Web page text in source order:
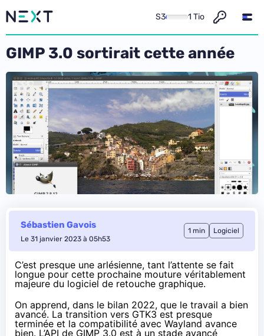
S3 1 Tio
GIMP 3.0 sortirait cette année
Sébastien Gavois
Le 31 janvier 2023 à 05h53
1 min Logiciel
C’est presque une arlésienne, tant l’attente se fait
longue pour cette prochaine mouture véritablement
majeure du logiciel de retouche graphique.
On apprend, dans le bilan 2022, que le travail a bien
avancé. La transition vers GTK3 est presque
terminée et la compatibilité avec Wayland avance
bien. L’API de GIMP 3.0 est à un stade avancé